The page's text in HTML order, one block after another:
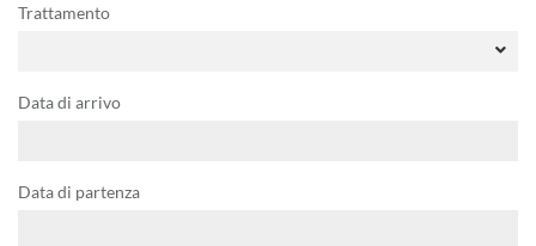
Trattamento
Data di arrivo
Data di partenza